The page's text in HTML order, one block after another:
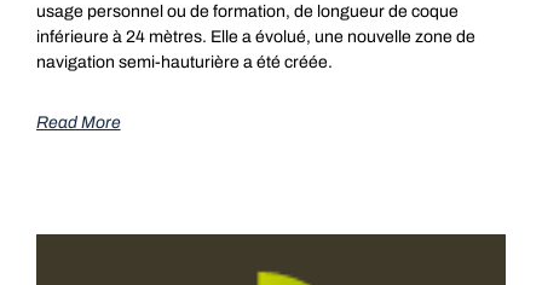
usage personnel ou de formation, de longueur de coque
inférieure à 24 mètres. Elle a évolué, une nouvelle zone de
navigation semi-hauturière a été créée.
Read More